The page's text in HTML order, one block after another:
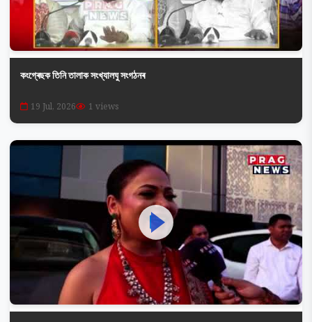
কংগ্ৰেছক তিনি তালাক সংখ্যালঘু সংগঠনৰ
19 Jul, 2026 1 views